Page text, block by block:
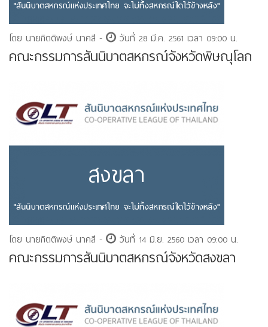
โดย นายกิตติพงษ์ นาคสี - วันที่ 28 มี.ค. 2561 เวลา 09:00 น.
คณะกรรมการสันนิบาตสหกรณ์จังหวัดพิษณุโลก
โดย นายกิตติพงษ์ นาคสี - วันที่ 14 มิ.ย. 2560 เวลา 09:00 น.
คณะกรรมการสันนิบาตสหกรณ์จังหวัดสงขลา